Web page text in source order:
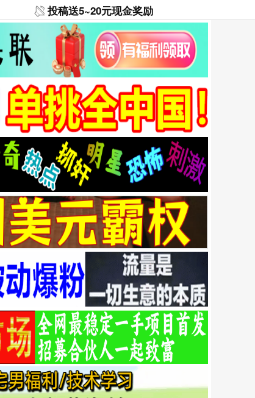
投稿送5~20元现金奖励